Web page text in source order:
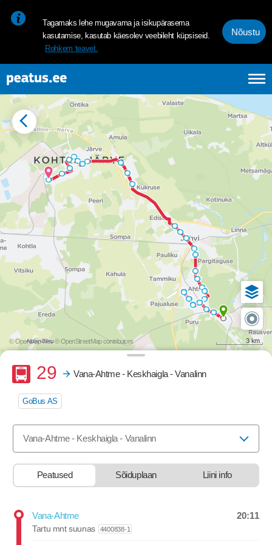
Tagamaks lehe mugavama ja isikupärasema
kasutamise, kasutab käesolev veebileht küpsiseid.
Rohkem teavet.
Nõustu
© OpenMapTiles © OpenStreetMap contributors 3 km
Buss
29 Vana-Ahtme - Keskhaigla - Vanalinn
GoBus AS
Vana-Ahtme - Keskhaigla - Vanalinn
Peatused Sõiduplaan Liini info
Vana-Ahtme Departure
20:11
Tartu mnt suunas 4400838-1